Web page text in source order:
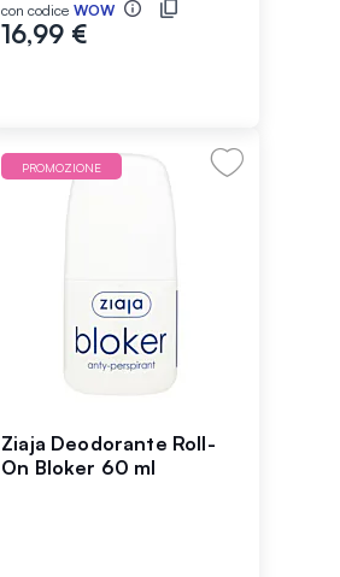
con codice WOW
16,99 €
PROMOZIONE
Ziaja Deodorante Roll-
On Bloker 60 ml